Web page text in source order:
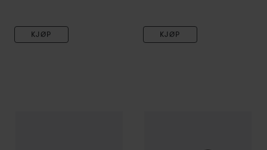
KJØP KJØP